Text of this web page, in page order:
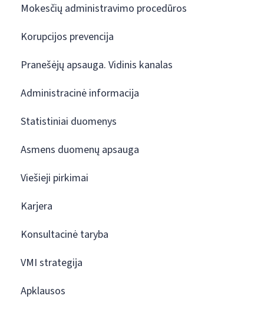
Mokesčių administravimo procedūros
Korupcijos prevencija
Pranešėjų apsauga. Vidinis kanalas
Administracinė informacija
Statistiniai duomenys
Asmens duomenų apsauga
Viešieji pirkimai
Karjera
Konsultacinė taryba
VMI strategija
Apklausos